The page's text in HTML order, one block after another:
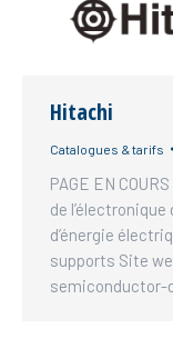
Hitachi
Catalogues & tarifs
PAGE EN
de
d’énergie
supports Site
semiconductor-